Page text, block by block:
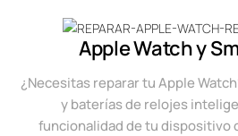
Apple Watch y
¿Necesitas reparar tu Apple
y baterías de relojes
funcionalidad de tu dispositivo